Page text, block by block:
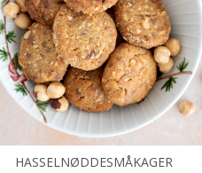
HASSELNØDDESMÅKAGER